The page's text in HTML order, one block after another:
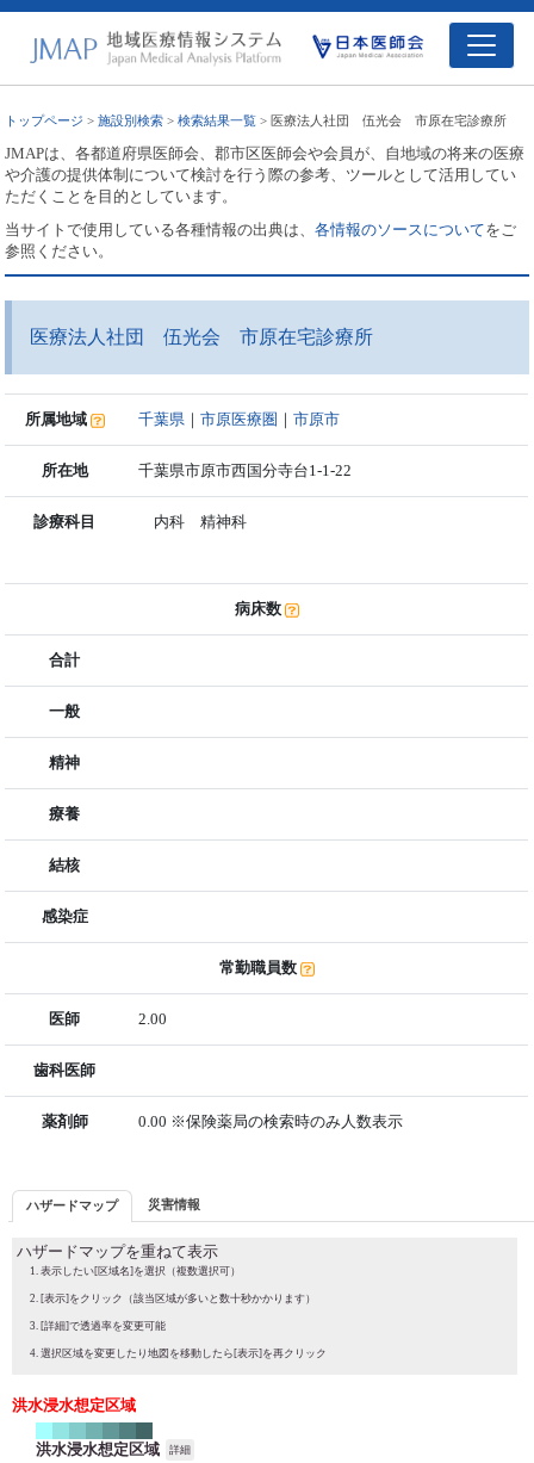
トップページ >施設別検索 >検索結果一覧 > 医療法人社団 伍光会 市原在宅診療所
JMAPは、各都道府県医師会、郡市区医師会や会員が、自地域の将来の医療
や介護の提供体制について検討を行う際の参考、ツールとして活用してい
ただくことを目的としています。
当サイトで使用している各種情報の出典は、各情報のソースについてをご
参照ください。
医療法人社団 伍光会 市原在宅診療所
所属地域 千葉県 ｜市原医療圏 ｜市原市
所在地 千葉県市原市西国分寺台1-1-22
診療科目 内科 精神科
病床数
合計
一般
精神
療養
結核
感染症
常勤職員数
医師 2.00
歯科医師
薬剤師 0.00 ※保険薬局の検索時のみ人数表示
ハザードマップ 災害情報
ハザードマップを重ねて表示
表示したい[区域名]を選択（複数選択可）
[表示]をクリック（該当区域が多いと数十秒かかります）
[詳細]で透過率を変更可能
選択区域を変更したり地図を移動したら[表示]を再クリック
洪水浸水想定区域
洪水浸水想定区域 詳細